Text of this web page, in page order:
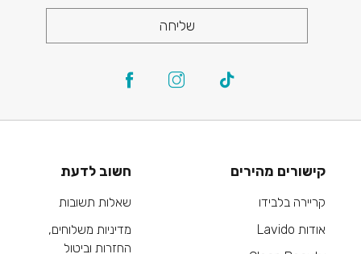
שליחה
קישורים מהירים
קריירה בלבידו
אודות Lavido
חשוב לדעת
שאלות תשובות
מדיניות משלוחים,
החזרות וביטול